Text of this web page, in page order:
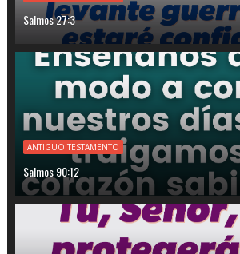
Salmos 27:3
ANTIGUO TESTAMENTO
Salmos 90:12